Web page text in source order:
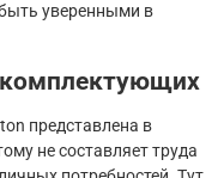
уверенными в
представлена в
не составляет труда